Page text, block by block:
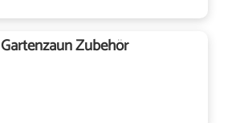
Gartenzaun Zubehör